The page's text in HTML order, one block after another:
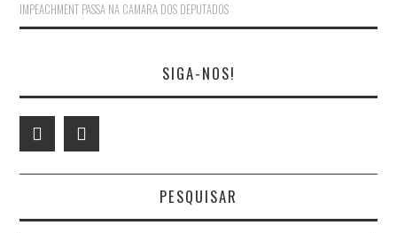
IMPEACHMENT PASSA NA CAMARA DOS DEPUTADOS
SIGA-NOS!
PESQUISAR